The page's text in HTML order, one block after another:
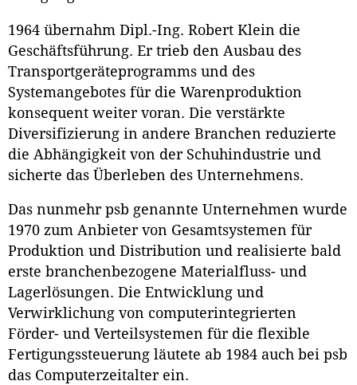
1964 übernahm Dipl.-Ing. Robert Klein die
Geschäftsführung. Er trieb den Ausbau des
Transportgeräteprogramms und des
Systemangebotes für die Warenproduktion
konsequent weiter voran. Die verstärkte
Diversifizierung in andere Branchen reduzierte
die Abhängigkeit von der Schuhindustrie und
sicherte das Überleben des Unternehmens.
Das nunmehr psb genannte Unternehmen wurde
1970 zum Anbieter von Gesamtsystemen für
Produktion und Distribution und realisierte bald
erste branchenbezogene Materialfluss- und
Lagerlösungen. Die Entwicklung und
Verwirklichung von computerintegrierten
Förder- und Verteilsystemen für die flexible
Fertigungssteuerung läutete ab 1984 auch bei psb
das Computerzeitalter ein.